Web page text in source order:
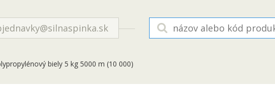
biely 5 kg 5000 m (10 000)